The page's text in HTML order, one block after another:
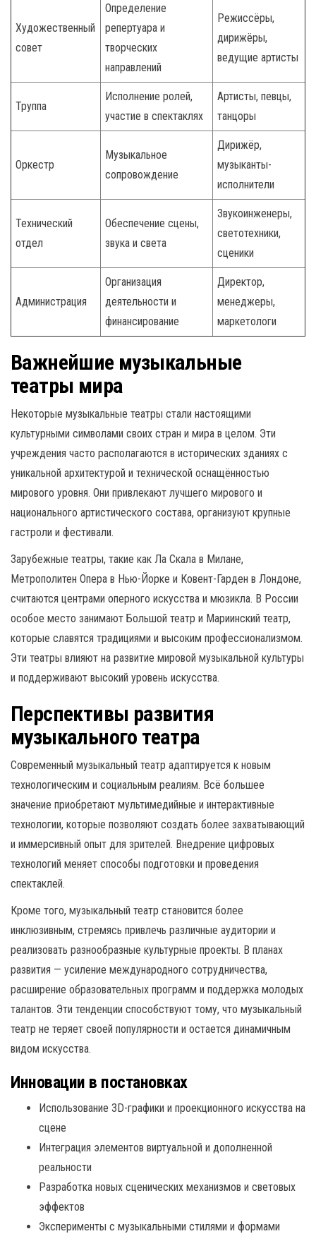
Художественный
совет
Определение
репертуара и
творческих
направлений
Режиссёры,
дирижёры,
ведущие артисты
Труппа
Исполнение ролей,
участие в спектаклях
Артисты, певцы,
танцоры
Оркестр
Музыкальное
сопровождение
Дирижёр,
музыканты-
исполнители
Технический
отдел
Обеспечение сцены,
звука и света
Звукоинженеры,
светотехники,
сценики
Администрация
Организация
деятельности и
финансирование
Директор,
менеджеры,
маркетологи
Важнейшие музыкальные
театры мира
Некоторые музыкальные театры стали настоящими
культурными символами своих стран и мира в целом. Эти
учреждения часто располагаются в исторических зданиях с
уникальной архитектурой и технической оснащённостью
мирового уровня. Они привлекают лучшего мирового и
национального артистического состава, организуют крупные
гастроли и фестивали.
Зарубежные театры, такие как Ла Скала в Милане,
Метрополитен Опера в Нью-Йорке и Ковент-Гарден в Лондоне,
считаются центрами оперного искусства и мюзикла. В России
особое место занимают Большой театр и Мариинский театр,
которые славятся традициями и высоким профессионализмом.
Эти театры влияют на развитие мировой музыкальной культуры
и поддерживают высокий уровень искусства.
Перспективы развития
музыкального театра
Современный музыкальный театр адаптируется к новым
технологическим и социальным реалиям. Всё большее
значение приобретают мультимедийные и интерактивные
технологии, которые позволяют создать более захватывающий
и иммерсивный опыт для зрителей. Внедрение цифровых
технологий меняет способы подготовки и проведения
спектаклей.
Кроме того, музыкальный театр становится более
инклюзивным, стремясь привлечь различные аудитории и
реализовать разнообразные культурные проекты. В планах
развития — усиление международного сотрудничества,
расширение образовательных программ и поддержка молодых
талантов. Эти тенденции способствуют тому, что музыкальный
театр не теряет своей популярности и остается динамичным
видом искусства.
Инновации в постановках
Использование 3D-графики и проекционного искусства на
сцене
Интеграция элементов виртуальной и дополненной
реальности
Разработка новых сценических механизмов и световых
эффектов
Эксперименты с музыкальными стилями и формами